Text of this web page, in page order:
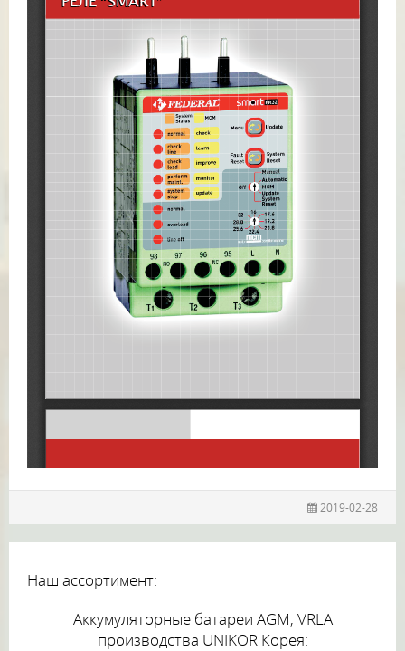
2019-02-28
Наш ассортимент:
Аккумуляторные батареи AGM, VRLA
производства UNIKOR Корея: